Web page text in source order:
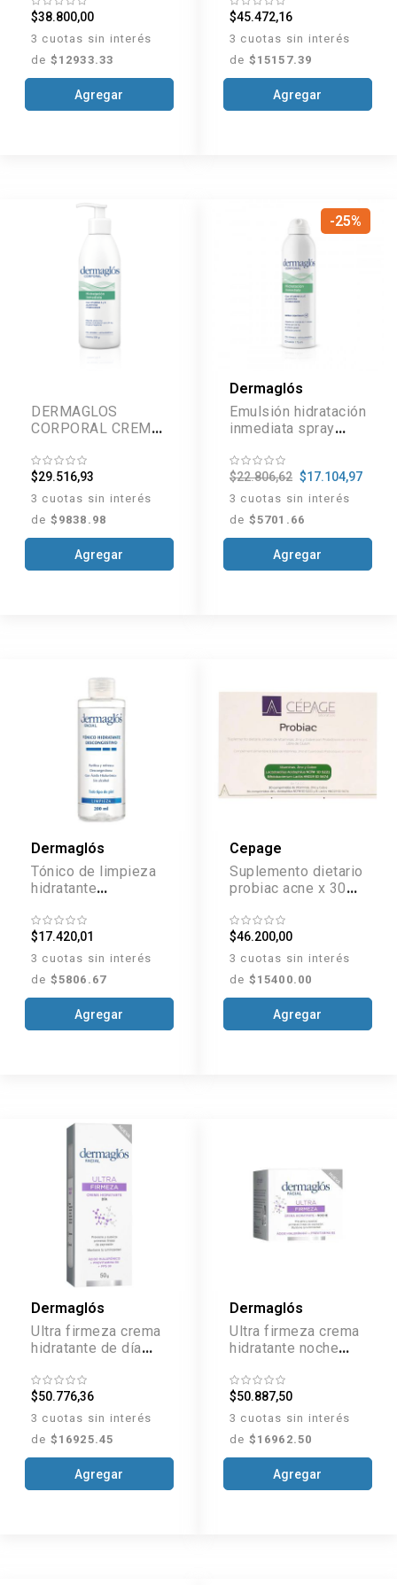
$38.800,00
3 cuotas sin interés
de $12933.33
Agregar
$45.472,16
3 cuotas sin interés
de $15157.39
Agregar
DERMAGLOS
CORPORAL CREMA
300G
$29.516,93
3 cuotas sin interés
de $9838.98
Agregar
-25%
Dermaglós
Emulsión hidratación
inmediata spray
$17.104,97
$22.806,62
3 cuotas sin interés
de $5701.66
Agregar
Dermaglós
Tónico de limpieza
hidratante
200 ml
$17.420,01
3 cuotas sin interés
de $5806.67
Agregar
Cepage
Suplemento dietario
probiac acne x 30
$46.200,00
3 cuotas sin interés
de $15400.00
Agregar
Dermaglós
Ultra firmeza crema
hidratante de día
$50.776,36
3 cuotas sin interés
de $16925.45
Agregar
Dermaglós
Ultra firmeza crema
hidratante noche
$50.887,50
3 cuotas sin interés
de $16962.50
Agregar